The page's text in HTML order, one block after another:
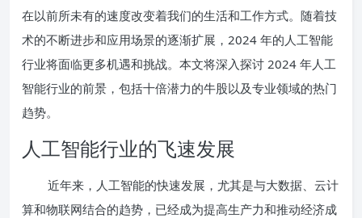
在以前所未有的速度改变着我们的生活和工作方式。随着技
术的不断进步和应用场景的逐渐扩展，2024 年的人工智能
行业将面临更多机遇和挑战。本文将深入探讨 2024 年人工
智能行业的前景，包括十倍潜力的牛股以及专业领域的热门
趋势。
人工智能行业的飞速发展
近年来，人工智能的快速发展，尤其是与大数据、云计
算和物联网结合的趋势，已经成为提高生产力和推动经济成